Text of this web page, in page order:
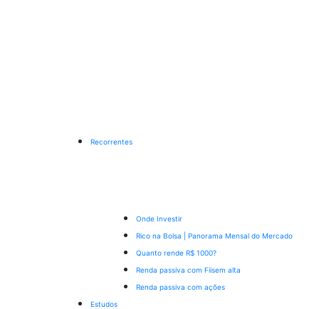
Recorrentes
Onde Investir
Rico na Bolsa | Panorama Mensal do Mercado
Quanto rende R$ 1000?
Renda passiva com Fiisem alta
Renda passiva com ações
Estudos